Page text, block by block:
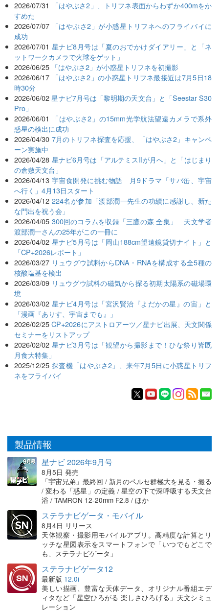
2026/07/31
「はやぶさ2」、トリフネ表面からわずか400mをか
すめた
2026/07/07
「はやぶさ2」が小惑星トリフネへのフライバイに
成功
2026/07/01 星ナビ8月号は「夏のおでかけダイアリー」と「ネ
ットワークカメラで火球をゲット」
2026/06/25 「はやぶさ2」が小惑星トリフネを初撮影
2026/06/17
「はやぶさ2」の小惑星トリフネ最接近は7月5日18
時30分
2026/06/02 星ナビ7月号は「黎明期の天文台」と「Seestar S30
Pro」
2026/06/01
「はやぶさ2」の15mm光学航法望遠カメラで系外
惑星の検出に成功
2026/04/30 7月のトリフネ探査を応援、「はやぶさ2」キャンペ
ーン実施中
2026/04/28 星ナビ6月号は「アルテミスIIが月へ」と「はじまり
の倉敷天文台」
2026/04/13 宇宙食開発に挑む物語 月9ドラマ「サバ缶、宇宙
へ行く」4月13日スタート
2026/04/12 224名が参加「渡部潤一先生の功績に感謝し、新た
な門出を祝う会」
2026/04/05 300回のコラムを収録「三鷹の森 全集」 天文学者
渡部潤一さんの25年がこの一冊に
2026/04/02 星ナビ5月号は「岡山188cm望遠鏡貸切ナイト」と
「CP+2026レポート」
2026/03/27 リュウグウ試料からDNA・RNAを構成する全5種の
核酸塩基を検出
2026/03/09 リュウグウ試料の磁気から探る初期太陽系の磁場環
境
2026/03/02 星ナビ4月号は「宮沢賢治『よだかの星』の宙」と
「漫画『ありす、宇宙までも』」
2026/02/25 CP+2026にアストロアーツ／星ナビ出展、天文関係
セミナーをリストアップ
2026/02/02 星ナビ3月号は「観望から撮影まで！ひな祭り皆既
月食大特集」
2025/12/25 探査機「はやぶさ2」、来年7月5日に小惑星トリフ
ネをフライバイ
製品情報
星ナビ 2026年9月号
8月5日 発売
「宇宙兄弟」最終回 / 新月のペルセ群極大を見る・撮る
/ 変わる「惑星」の定義 / 星空の下で深呼吸する天文台
浴 / TAMRON 12-20mm F2.8 / ほか
ステラナビゲータ・モバイル
8月4日 リリース
天体観察・撮影用モバイルアプリ。高精度な計算とリ
ッチな星図表示をスマートフォンで「いつでもどこで
も、ステラナビゲータ」
ステラナビゲータ12
最新版 12.0i
美しい描画、豊富な天体データ、オリジナル番組エデ
ィタなど「星空ひろがる 楽しさひろげる」天文シミュ
レーション